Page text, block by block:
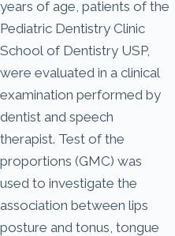
years of age, patients of the
Pediatric Dentistry Clinic
School of Dentistry USP,
were evaluated in a clinical
examination performed by
dentist and speech
therapist. Test of the
proportions (GMC) was
used to investigate the
association between lips
posture and tonus, tongue